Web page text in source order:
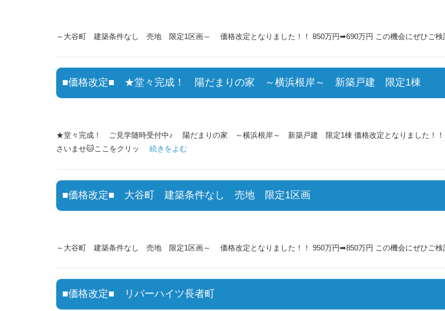
～大谷町 建築条件なし 売地 限定1区画～ 価格改定となりました！！ 850万円➡690万円 この機会にぜひご検
■価格改定■ ★堂々完成！ 陽だまりの家 ～横浜根岸～ 新築戸建 限定1棟
★堂々完成！ ご見学随時受付中♪ 陽だまりの家 ～横浜根岸～ 新築戸建 限定1棟 価格改定となりました！！
さいませ🐱ここをクリッ
続きをよむ
■価格改定■ 大谷町 建築条件なし 売地 限定1区画
～大谷町 建築条件なし 売地 限定1区画～ 価格改定となりました！！ 950万円➡850万円 この機会にぜひご検
■価格改定■ リバーハイツ長者町